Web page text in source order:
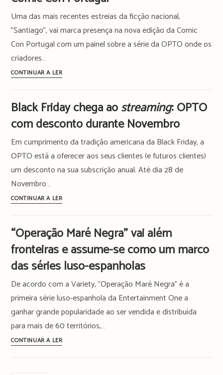
protagonizada
por
Jason
junta
ao
elenco
Uma das mais recentes estreias da ficção nacional,
"Santiago", vai marca presença na nova edição da Comic
Con Portugal com um painel sobre a série da OPTO onde os
criadores…
CONTINUAR A LER“Santiago”
vai
ter
na
Comic
Con
Black Friday chega aostreaming: OPTO
com desconto durante Novembro
Em cumprimento da tradição americana da Black Friday, a
OPTO está a oferecer aos seus clientes (e futuros clientes)
um desconto na sua subscrição anual. Até dia 28 de
Novembro…
CONTINUAR A LERBlack
ao
streaming
OPTO
com
desconto
durante
Novembro
“Operação Maré Negra” vai além
fronteiras e assume-se como um marco
das séries luso-espanholas
De acordo com a Variety, "Operação Maré Negra" é a
primeira série luso-espanhola da Entertainment One a
ganhar grande popularidade ao ser vendida e distribuída
para mais de 60 territórios,…
CONTINUAR A LER“Operação